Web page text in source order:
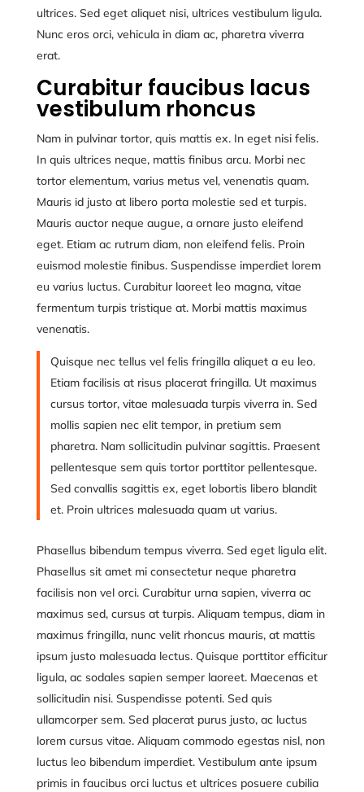
ultrices. Sed eget aliquet nisi, ultrices vestibulum ligula.
Nunc eros orci, vehicula in diam ac, pharetra viverra
erat.
Curabitur faucibus lacus
vestibulum rhoncus
Nam in pulvinar tortor, quis mattis ex. In eget nisi felis.
In quis ultrices neque, mattis finibus arcu. Morbi nec
tortor elementum, varius metus vel, venenatis quam.
Mauris id justo at libero porta molestie sed et turpis.
Mauris auctor neque augue, a ornare justo eleifend
eget. Etiam ac rutrum diam, non eleifend felis. Proin
euismod molestie finibus. Suspendisse imperdiet lorem
eu varius luctus. Curabitur laoreet leo magna, vitae
fermentum turpis tristique at. Morbi mattis maximus
venenatis.
Quisque nec tellus vel felis fringilla aliquet a eu leo.
Etiam facilisis at risus placerat fringilla. Ut maximus
cursus tortor, vitae malesuada turpis viverra in. Sed
mollis sapien nec elit tempor, in pretium sem
pharetra. Nam sollicitudin pulvinar sagittis. Praesent
pellentesque sem quis tortor porttitor pellentesque.
Sed convallis sagittis ex, eget lobortis libero blandit
et. Proin ultrices malesuada quam ut varius.
Phasellus bibendum tempus viverra. Sed eget ligula elit.
Phasellus sit amet mi consectetur neque pharetra
facilisis non vel orci. Curabitur urna sapien, viverra ac
maximus sed, cursus at turpis. Aliquam tempus, diam in
maximus fringilla, nunc velit rhoncus mauris, at mattis
ipsum justo malesuada lectus. Quisque porttitor efficitur
ligula, ac sodales sapien semper laoreet. Maecenas et
sollicitudin nisi. Suspendisse potenti. Sed quis
ullamcorper sem. Sed placerat purus justo, ac luctus
lorem cursus vitae. Aliquam commodo egestas nisl, non
luctus leo bibendum imperdiet. Vestibulum ante ipsum
primis in faucibus orci luctus et ultrices posuere cubilia